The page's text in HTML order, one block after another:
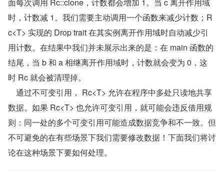
时，计数减 1。我们需要主动调用一个函数来减少计数；R
c<T> 实现的 Drop trait 在其实例离开作用域时自动减少引
用计数。在结果中我们并未展示出来的是：在 main 函数的
结尾，当 b 和 a 相继离开作用域时，计数就会变为 0，这
时 Rc 就会被清理掉。
数据。如果 Rc<T> 也允许可变引用，就可能会违反借用规
则：同一处的多个可变引用可能造成数据竞争和不一致。但
不可避免的在有些场景下我们需要修改数据！下面我们将讨
论在这种场景下要如何处理。